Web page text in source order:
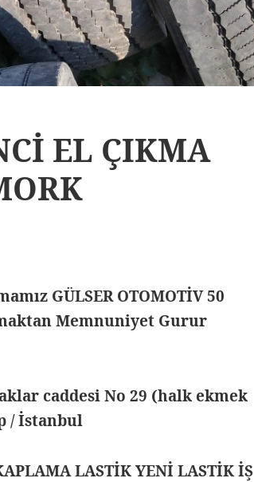
EL ÇIKMA
GÜLSER OTOMOTİV 50
Memnuniyet Gurur
caddesi No 29 (halk ekmek
/ İstanbul
LASTİK YENİ LASTİK İŞ